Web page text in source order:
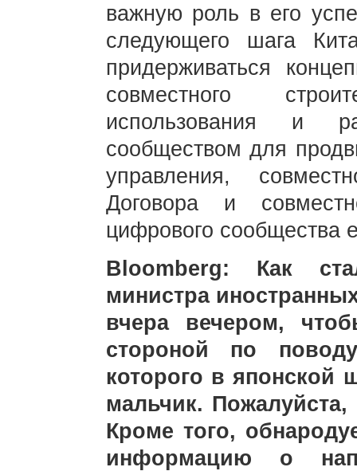
важную роль в его
следующего шага
придерживаться
совместного
использования и
сообществом для
управления,
Договора и
цифрового сообщества
Bloomberg: Как
министра
вчера вечером,
стороной по
которого в
мальчик. Пожалуйста,
Кроме того,
информацию о